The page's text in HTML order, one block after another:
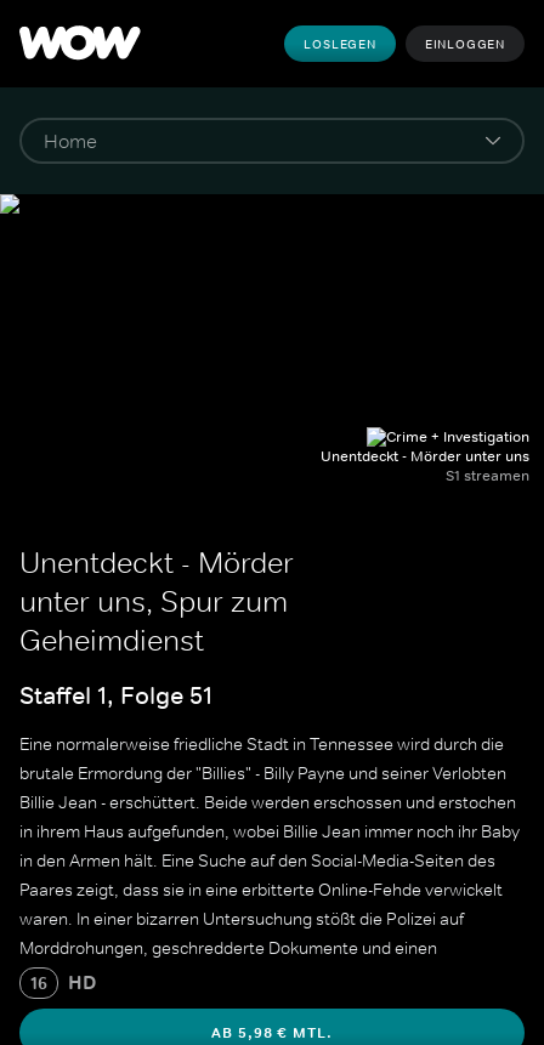
LOSLEGEN EINLOGGEN
Unentdeckt - Mörder unter uns
S1 streamen
Unentdeckt - Mörder
unter uns, Spur zum
Geheimdienst
Staffel 1, Folge 51
Eine normalerweise friedliche Stadt in Tennessee wird durch die
brutale Ermordung der "Billies" - Billy Payne und seiner Verlobten
Billie Jean - erschüttert. Beide werden erschossen und erstochen
in ihrem Haus aufgefunden, wobei Billie Jean immer noch ihr Baby
in den Armen hält. Eine Suche auf den Social-Media-Seiten des
Paares zeigt, dass sie in eine erbitterte Online-Fehde verwickelt
waren. In einer bizarren Untersuchung stößt die Polizei auf
Morddrohungen, geschredderte Dokumente und einen
mysteriösen CIA-Agenten.
16 HD
AB 5,98 € MTL.